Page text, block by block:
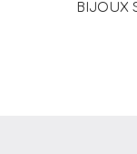
BIJOUX